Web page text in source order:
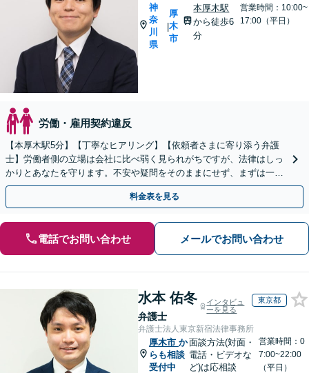
神
奈
川
県
|
厚
木
市
本厚木駅
から徒歩6
分
営業時間：10:00~
17:00（平日）
労働・雇用契約違反
【本厚木駅5分】【丁寧なヒアリング】【依頼者さまに寄り添う弁護
士】労働者側の立場は会社に比べ弱く見られがちですが、法律はしっ
かりとあなたを守ります。不安や疑問をそのままにせず、まずは一度
弁護士にご相談ください。【休日・夜間も対応】
料金表を見る
電話でお問い合わせ メールでお問い合わせ
水本 佑冬
弁護士
インタビュ
ーを見る
東京都
弁護士法人東京新宿法律事務所
厚木市 か
らも相談
受付中
面談方法(対面・
電話・ビデオな
ど)は応相談
営業時間：0
7:00~22:00
（平日）